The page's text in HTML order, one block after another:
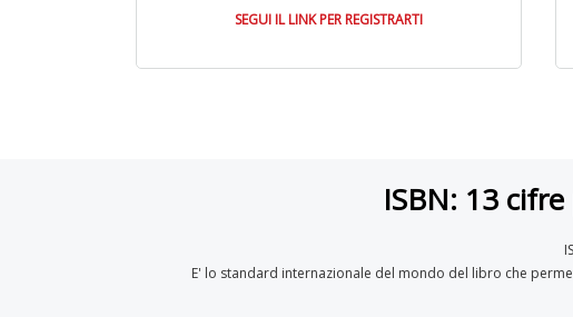
SEGUI IL LINK PER REGISTRARTI
ISBN: 13
E' lo standard internazionale del mondo del libro che